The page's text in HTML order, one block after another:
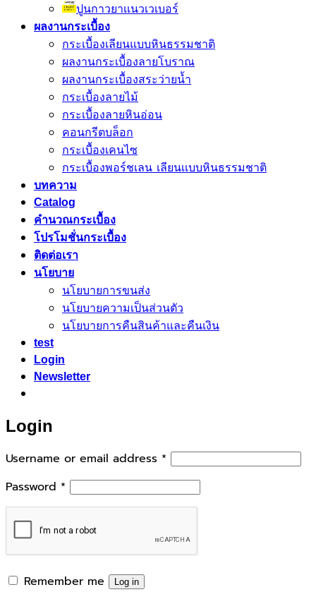
ปูนกาวยาเเนวเวเบอร์
ผลงานกระเบื้อง
กระเบื้องเลียนแบบหินธรรมชาติ
ผลงานกระเบื้องลายโบราณ
ผลงานกระเบื้องสระว่ายนํ้า
กระเบื้องลายไม้
กระเบื้องลายหินอ่อน
คอนกรีตบล็อก
กระเบื้องเคนไซ
กระเบื้องพอร์ชเลน เลียนเเบบหินธรรมชาติ
บทความ
Catalog
คำนวณกระเบื้อง
โปรโมชั่นกระเบื้อง
ติดต่อเรา
นโยบาย
นโยบายการขนส่ง
นโยบายความเป็นส่วนตัว
นโยบายการคืนสินค้าและคืนเงิน
test
Login
Newsletter
Login
Username or email address * Required
Password * Required
Remember me Log in